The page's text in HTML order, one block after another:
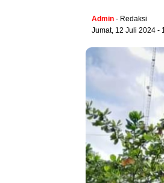
Admin - Redaksi
Jumat, 12 Juli 2024 -